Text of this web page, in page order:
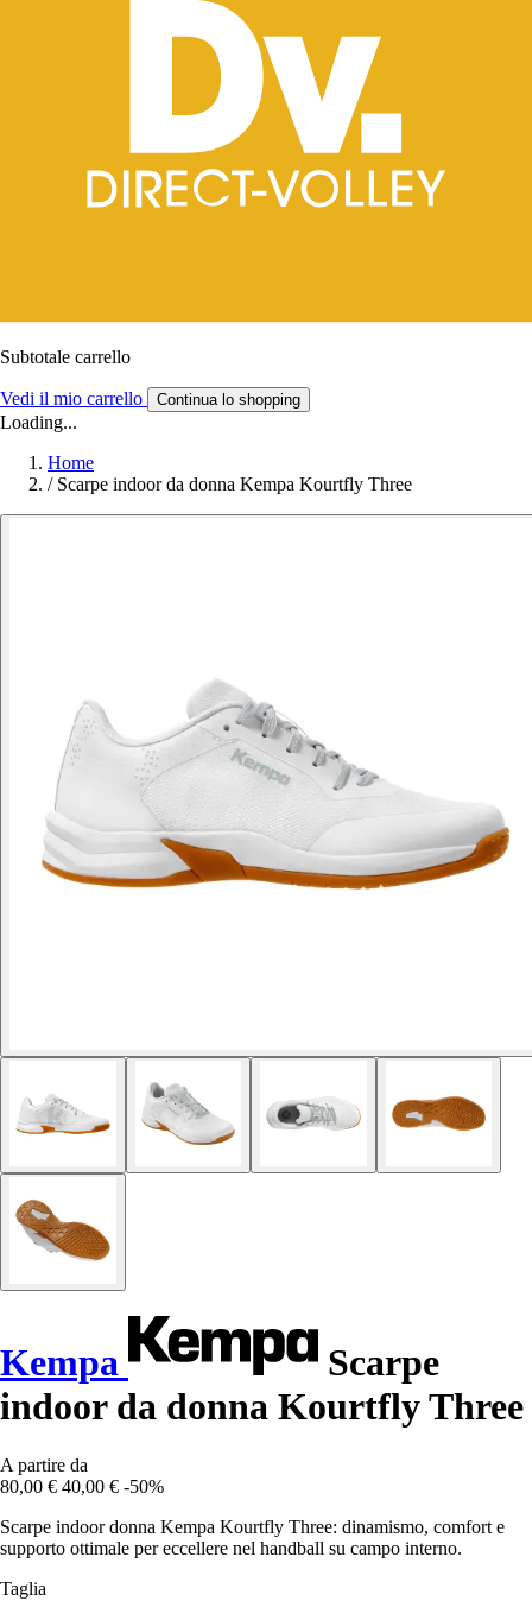
Subtotale carrello
Vedi il mio carrello Continua lo shopping
Loading...
Home
/ Scarpe indoor da donna Kempa Kourtfly Three
Kempa
Scarpe
indoor da donna Kourtfly Three
A partire da
80,00 € 40,00 € -50%
Scarpe indoor donna Kempa Kourtfly Three: dinamismo, comfort e
supporto ottimale per eccellere nel handball su campo interno.
Taglia